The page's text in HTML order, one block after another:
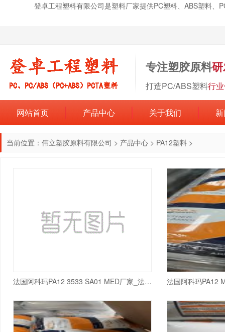
登卓工程塑料有限公司是塑料厂家提供PC塑料、 ABS塑料、
专注塑胶原料
打造PC/ABS塑料行
网站首页 产品中心 关于我们
当前位置： 伟立塑胶原料有限公司 > 产品中心 > PA12塑料 >
法国阿科玛PA12 3533 SA01 MED厂家_法国阿科玛